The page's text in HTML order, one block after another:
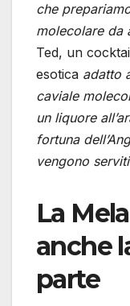
che
molecolare da
Ted, un
esotica adatto
caviale
un liquore
fortuna
vengono
La
anche
parte